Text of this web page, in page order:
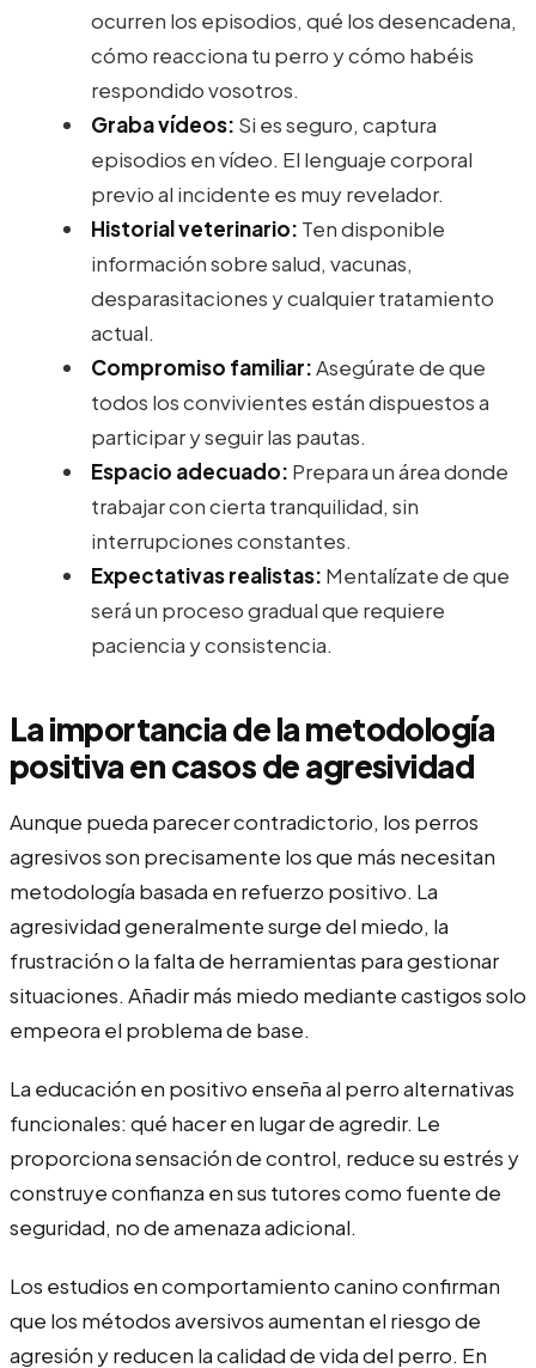
ocurren los episodios, qué los desencadena,
cómo reacciona tu perro y cómo habéis
respondido vosotros.
Graba vídeos: Si es seguro, captura
episodios en vídeo. El lenguaje corporal
previo al incidente es muy revelador.
Historial veterinario: Ten disponible
información sobre salud, vacunas,
desparasitaciones y cualquier tratamiento
actual.
Compromiso familiar:Asegúrate de que
todos los convivientes están dispuestos a
participar y seguir las pautas.
Espacio adecuado: Prepara un área donde
trabajar con cierta tranquilidad, sin
interrupciones constantes.
Expectativas realistas: Mentalízate de que
será un proceso gradual que requiere
paciencia y consistencia.
La importancia de la metodología
positiva en casos de agresividad
Aunque pueda parecer contradictorio, los perros
agresivos son precisamente los que más necesitan
metodología basada en refuerzo positivo. La
agresividad generalmente surge del miedo, la
frustración o la falta de herramientas para gestionar
situaciones. Añadir más miedo mediante castigos solo
empeora el problema de base.
La educación en positivo enseña al perro alternativas
funcionales: qué hacer en lugar de agredir. Le
proporciona sensación de control, reduce su estrés y
construye confianza en sus tutores como fuente de
seguridad, no de amenaza adicional.
Los estudios en comportamiento canino confirman
que los métodos aversivos aumentan el riesgo de
agresión y reducen la calidad de vida del perro. En